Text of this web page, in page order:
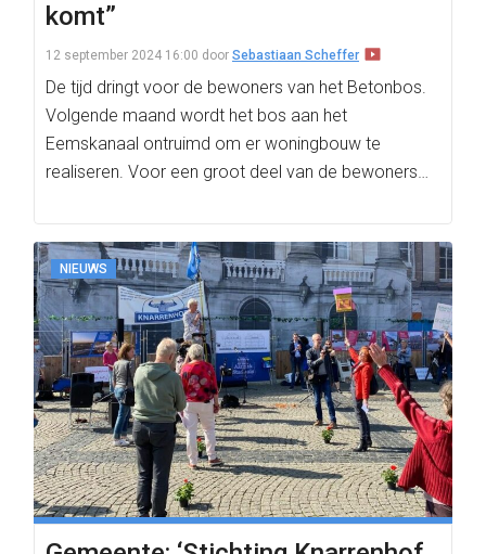
komt”
12 september 2024 16:00 door Sebastiaan Scheffer
De tijd dringt voor de bewoners van het Betonbos.
Volgende maand wordt het bos aan het
Eemskanaal ontruimd om er woningbouw te
realiseren. Voor een groot deel van de bewoners…
NIEUWS